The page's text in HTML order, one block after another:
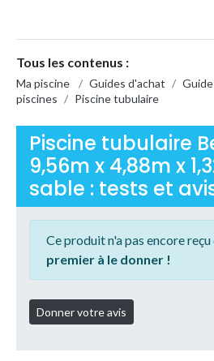
Tous les contenus :
Ma piscine / Guides d'achat /
piscines / Piscine tubulaire
Piscine tubulaire
9,56m x 4,88m x
sable : tests et
Ce produit n'a pas encore reçu
premier à le donner !